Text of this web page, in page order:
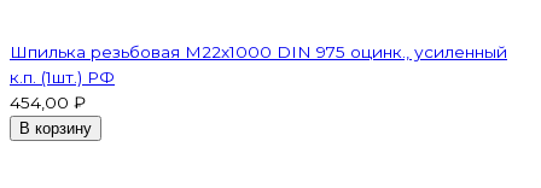
Шпилька резьбовая M22x1000 DIN 975 оцинк., усиленный
к.п. (1шт.) РФ
454,00 ₽
В корзину